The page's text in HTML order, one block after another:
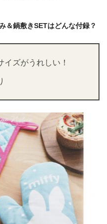
＆鍋敷きSETはどんな付録？
イズがうれしい！